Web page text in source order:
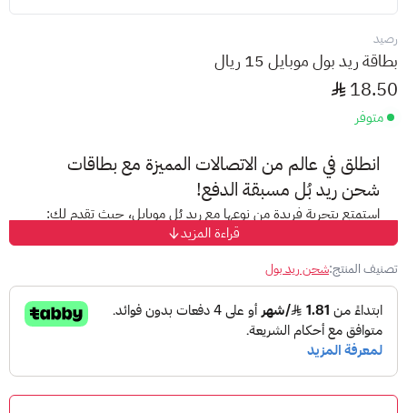
رصيد
بطاقة ريد بول موبايل 15 ريال
18.50
متوفر
انطلق في عالم من الاتصالات المميزة مع بطاقات
شحن ريد بُل مسبقة الدفع!
استمتع بتجربة فريدة من نوعها مع ريد بُل موبايل، حيث تقدم لك:
سارع بشحن رصيدك واستمتع بالمكالمات
والرسائل النصية دون قيود.
باقات مرنة:اختر باقة تناسب احتياجاتك من بين العديد من
الباقات المميزة والحصرية.
مميزات إضافية:أضف المميزات التي تناسب احتياجاتك على باقتك
بسهولة.
قراءة المزيد
تصنيف المنتج:شحن ريد بول